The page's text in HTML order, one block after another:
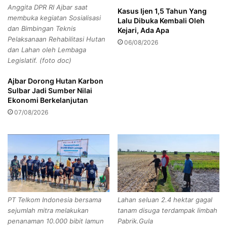
n
P
e
t
a
n
K
a
i
a
n
g
d
a
n
K
,
P
e
n
y
e
a
b
t
l
a
P
e
r
h
Anggita DPR RI Ajbar saat
membuka kegiatan Sosialisasi
dan Bimbingan Teknis
Pelaksanaan Rehabilitasi Hutan
dan Lahan oleh Lembaga
Legislatif. (foto doc)
Ajbar Dorong Hutan Karbon
Sulbar Jadi Sumber Nilai
Ekonomi Berkelanjutan
07/08/2026
Kasus Ijen 1,5 Tahun Yang
Lalu Dibuka Kembali Oleh
Kejari, Ada Apa
06/08/2026
PT Telkom Indonesia bersama
sejumlah mitra melakukan
penanaman 10.000 bibit lamun
Lahan seluan 2.4 hektar gagal
tanam disuga terdampak limbah
Pabrik.Gula